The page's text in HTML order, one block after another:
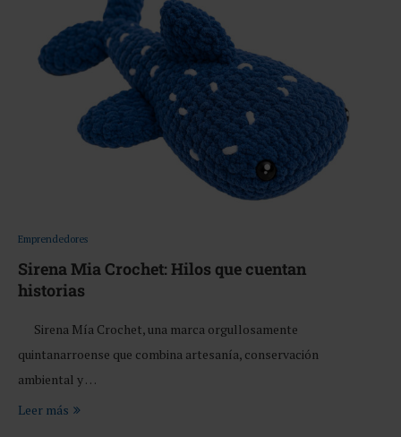
Emprendedores
Sirena Mia Crochet: Hilos que cuentan
historias
Sirena Mía Crochet, una marca orgullosamente
quintanarroense que combina artesanía, conservación
ambiental y …
Leer más